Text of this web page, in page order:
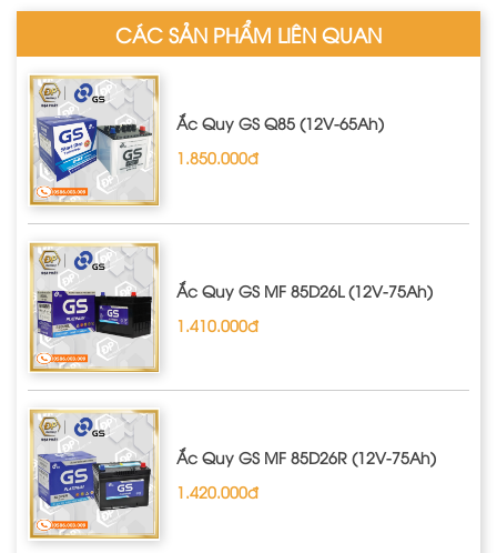
CÁC SẢN PHẨM LIÊN QUAN
Ắc Quy GS Q85 (12V-65Ah)
1.850.000đ
Ắc Quy GS MF 85D26L (12V-75Ah)
1.410.000đ
Ắc Quy GS MF 85D26R (12V-75Ah)
1.420.000đ